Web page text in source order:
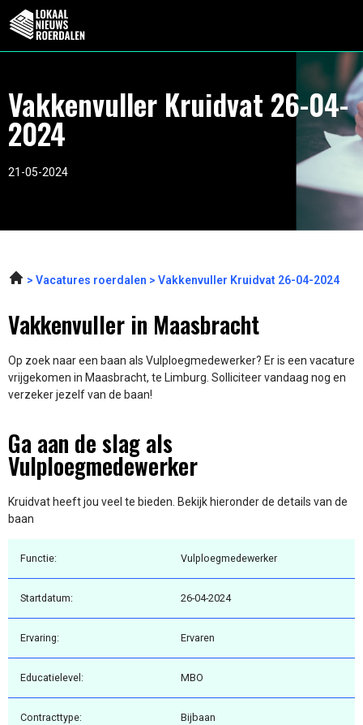
Vakkenvuller Kruidvat 26-04-
2024
21-05-2024
Vacatures roerdalen Vakkenvuller Kruidvat 26-04-2024
Vakkenvuller in Maasbracht
Op zoek naar een baan als Vulploegmedewerker? Er is een vacature
vrijgekomen in Maasbracht, te Limburg. Solliciteer vandaag nog en
verzeker jezelf van de baan!
Ga aan de slag als
Vulploegmedewerker
Kruidvat heeft jou veel te bieden. Bekijk hieronder de details van de
baan
Functie: Vulploegmedewerker
Startdatum: 26-04-2024
Ervaring: Ervaren
Educatielevel: MBO
Contracttype: Bijbaan